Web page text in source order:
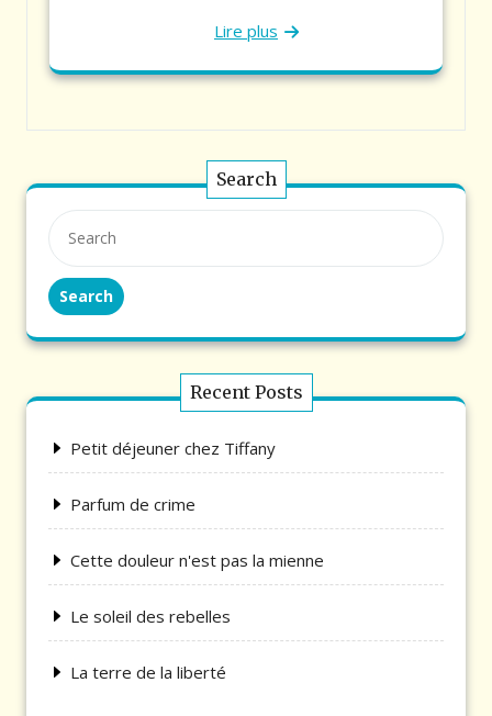
Lire plus
Search
Search
Recent Posts
Petit déjeuner chez Tiffany
Parfum de crime
Cette douleur n'est pas la mienne
Le soleil des rebelles
La terre de la liberté